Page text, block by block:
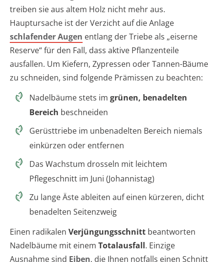
treiben sie aus altem Holz nicht mehr aus.
Hauptursache ist der Verzicht auf die Anlage
schlafender Augen entlang der Triebe als „eiserne
Reserve“ für den Fall, dass aktive Pflanzenteile
ausfallen. Um Kiefern, Zypressen oder Tannen-Bäume
zu schneiden, sind folgende Prämissen zu beachten:
Nadelbäume stets im grünen, benadelten
Bereich beschneiden
Gerüsttriebe im unbenadelten Bereich niemals
einkürzen oder entfernen
Das Wachstum drosseln mit leichtem
Pflegeschnitt im Juni (Johannistag)
Zu lange Äste ableiten auf einen kürzeren, dicht
benadelten Seitenzweig
Einen radikalen Verjüngungsschnitt beantworten
Nadelbäume mit einem Totalausfall. Einzige
Ausnahme sind Eiben, die Ihnen notfalls einen Schnitt